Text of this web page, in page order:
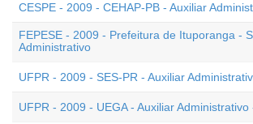
CESPE - 2009 - CEHAP-PB - Auxiliar
FEPESE - 2009 - Prefeitura de Ituporanga -
Administrativo
UFPR - 2009 - SES-PR - Auxiliar
UFPR - 2009 - UEGA - Auxiliar